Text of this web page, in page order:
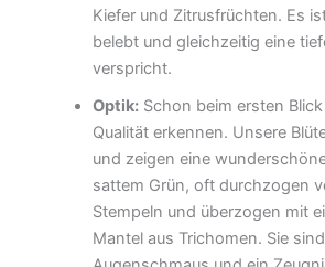
Kiefer und Zitrusfrüchten. Es
belebt und gleichzeitig eine
verspricht.
Optik:Schon beim ersten
Qualität erkennen. Unsere
und zeigen eine
sattem Grün, oft durchzogen
Stempeln und überzogen mit
Mantel aus Trichomen. Sie